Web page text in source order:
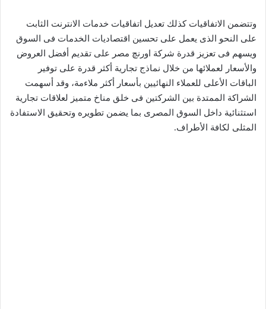
وتتضمن الاتفاقيات كذلك تعديل اتفاقيات خدمات الانترنت الثابت
على النحو الذى يعمل على تحسين اقتصاديات الخدمات فى السوق
ويسهم فى تعزيز قدرة شركة اورنچ مصر على تقديم أفضل العروض
والأسعار لعملائها من خلال نماذج تجارية أكثر قدرة على توفير
الباقات الأعلى للعملاء النهائيين بأسعار أكثر ملاءمة، وقد أسهمت
الشراكة الممتدة بين الشركتين فى خلق مناخ متميز لعلاقات تجارية
استثنائية داخل السوق المصرى بما يضمن تطويره وتحقيق الاستفادة
المثلى لكافة الأطراف.